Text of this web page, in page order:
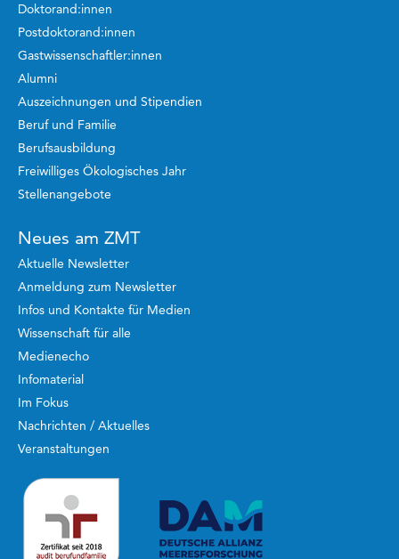
Doktorand:innen
Postdoktorand:innen
Gastwissenschaftler:innen
Alumni
Auszeichnungen und Stipendien
Beruf und Familie
Berufsausbildung
Freiwilliges Ökologisches Jahr
Stellenangebote
Neues am ZMT
Aktuelle Newsletter
Anmeldung zum Newsletter
Infos und Kontakte für Medien
Wissenschaft für alle
Medienecho
Infomaterial
Im Fokus
Nachrichten / Aktuelles
Veranstaltungen